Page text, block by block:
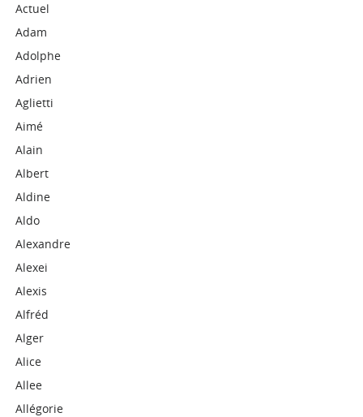
Actuel
Adam
Adolphe
Adrien
Aglietti
Aimé
Alain
Albert
Aldine
Aldo
Alexandre
Alexei
Alexis
Alfréd
Alger
Alice
Allee
Allégorie